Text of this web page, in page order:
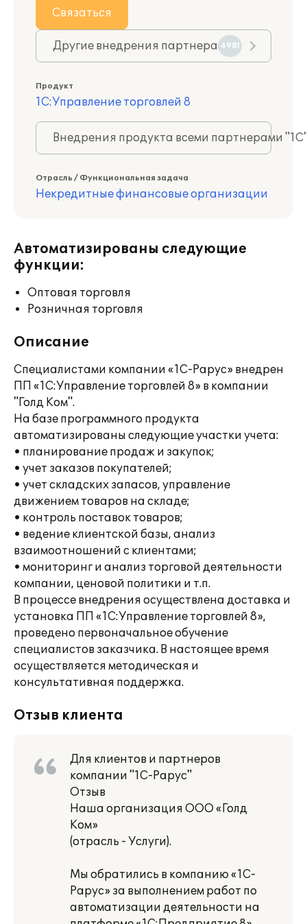
Связаться
Другие внедрения партнера 4981
Продукт
1С:Управление торговлей 8
Внедрения продукта всеми партнерами
Отрасль / Функциональная задача
Некредитные финансовые организации
Автоматизированы следующие
функции:
Оптовая торговля
Розничная торговля
Описание
Специалистами компании «1С-Рарус» внедрен
ПП «1С:Управление торговлей 8» в компании
"Голд Ком".
На базе программного продукта
автоматизированы следующие участки учета:
• планирование продаж и закупок;
• учет заказов покупателей;
• учет складских запасов, управление
движением товаров на складе;
• контроль поставок товаров;
• ведение клиентской базы, анализ
взаимоотношений с клиентами;
• мониторинг и анализ торговой деятельности
компании, ценовой политики и т.п.
В процессе внедрения осуществлена доставка и
установка ПП «1С:Управление торговлей 8»,
проведено первоначальное обучение
специалистов заказчика. В настоящее время
осуществляется методическая и
консультативная поддержка.
Отзыв клиента
Для клиентов и партнеров
компании "1С-Рарус"
Отзыв
Наша организация ООО «Голд
Ком»
(отрасль - Услуги).
Мы обратились в компанию «1С-
Рарус» за выполнением работ по
автоматизации деятельности на